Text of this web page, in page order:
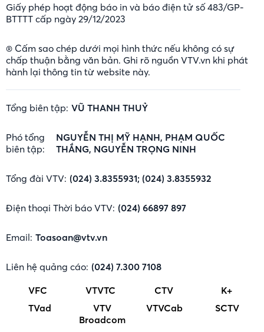
Giấy phép hoạt động báo in và báo điện tử số 483/GP-
BTTTT cấp ngày 29/12/2023
® Cấm sao chép dưới mọi hình thức nếu không có sự
chấp thuận bằng văn bản. Ghi rõ nguồn VTV.vn khi phát
hành lại thông tin từ website này.
Tổng biên tập: VŨ THANH THUỶ
Phó tổng
biên tập:
NGUYỄN THỊ MỸ HẠNH, PHẠM QUỐC
THẮNG, NGUYỄN TRỌNG NINH
Tổng đài VTV: (024) 3.8355931; (024) 3.8355932
Điện thoại Thời báo VTV: (024) 66897 897
Email: Toasoan@vtv.vn
Liên hệ quảng cáo: (024) 7.300 7108
VFC
VTVTC CTV
K+
TVad
VTV
Broadcom
VTVCab SCTV